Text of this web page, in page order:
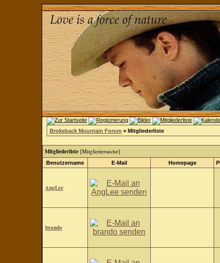
Brokeback Mountain Forum » Mitgliederliste
Mitgliederliste [Mitgliedersuche]
Benutzername E-Mail Homepage
AngLee
brando